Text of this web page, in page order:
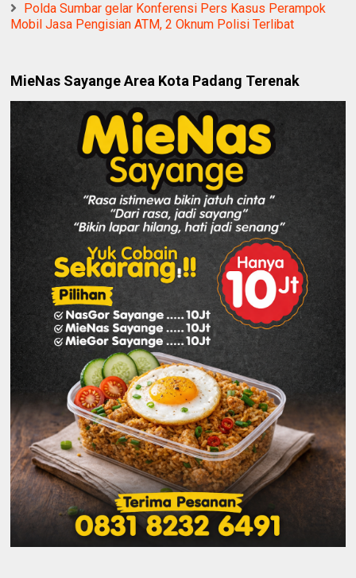
Polda Sumbar gelar Konferensi Pers Kasus Perampok
Mobil Jasa Pengisian ATM, 2 Oknum Polisi Terlibat
MieNas Sayange Area Kota Padang Terenak